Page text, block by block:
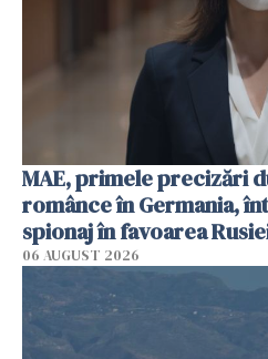
MAE, primele precizări
românce în Germania,
spionaj în favoarea
06 AUGUST 2026